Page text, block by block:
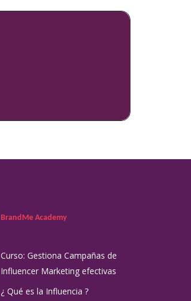
BrandMe Academy
Curso: Gestiona Campañas de
Influencer Marketing efectivas
¿ Qué es la Influencia ?